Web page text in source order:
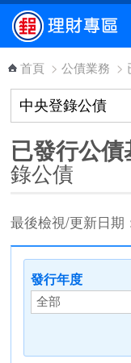
跳到主要內容區塊
首頁 > 公債業務 >
已發行公
錄公債
最後檢視/更新日期
發行年度